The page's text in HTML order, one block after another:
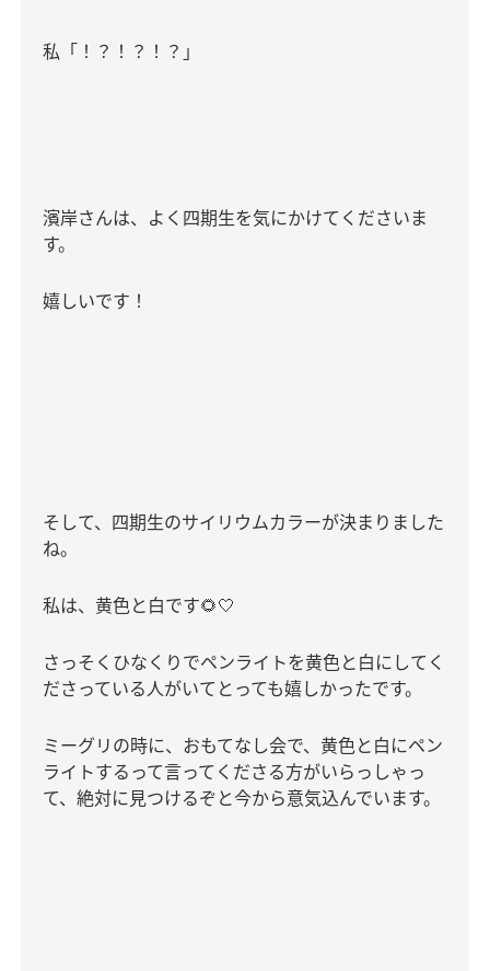
私「！？！？！？」
濱岸さんは、よく四期生を気にかけてくださいま
す。
嬉しいです！
そして、四期生のサイリウムカラーが決まりました
ね。
私は、黄色と白です🌻🤍
さっそくひなくりでペンライトを黄色と白にしてく
ださっている人がいてとっても嬉しかったです。
ミーグリの時に、おもてなし会で、黄色と白にペン
ライトするって言ってくださる方がいらっしゃっ
て、絶対に見つけるぞと今から意気込んでいます。